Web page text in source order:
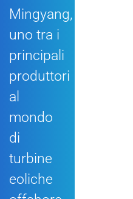
Mingyang,
uno tra i
principali
produttori
al
mondo
di
turbine
eoliche